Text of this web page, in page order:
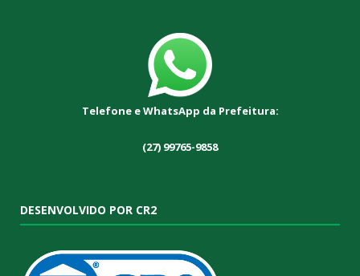
Telefone e WhatsApp da Prefeitura:
(27) 99765-9858
DESENVOLVIDO POR CR2